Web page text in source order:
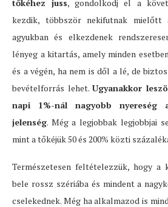
tőkéhez juss, gondolkodj el a
kezdik, többször nekifutnak
agyukban és elkezdenek
lényeg a kitartás, amely minden
és a végén, ha nem is dől a lé, de
bevételforrás lehet.Ugyanakkor
napi 1%-nál nagyobb nyereség
jelenség. Még a legjobbak legjobbjai
mint a tőkéjük 50 és 200% közti
Természetesen feltételezzük, hogy a
bele rossz szériába és mindent a
cselekednek. Még ha alkalmazod is